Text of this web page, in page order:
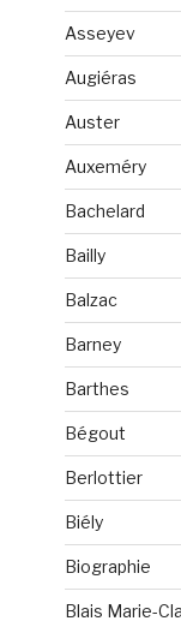
Asseyev
Augiéras
Auster
Auxeméry
Bachelard
Bailly
Balzac
Barney
Barthes
Bégout
Berlottier
Biély
Biographie
Blais Marie-